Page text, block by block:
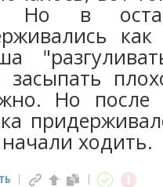
Но в
засыпать
Но
ходить.